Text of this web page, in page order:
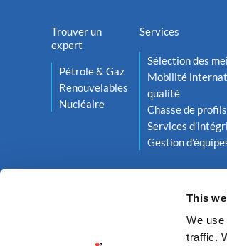
This
We
traffic.
Trouver un
expert
Pétrole & Gaz
Renouvelables
Nucléaire
Services
Sélection des
Mobilité
qualité
Chasse de profils
Services
Gestion